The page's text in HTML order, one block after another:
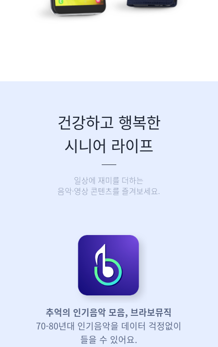
건강하고 행복한
시니어 라이프
일상에 재미를 더하는
음악·영상 콘텐츠를 즐겨보세요.
추억의 인기음악 모음, 브라보뮤직
70-80년대 인기음악을 데이터 걱정없이
들을 수 있어요.